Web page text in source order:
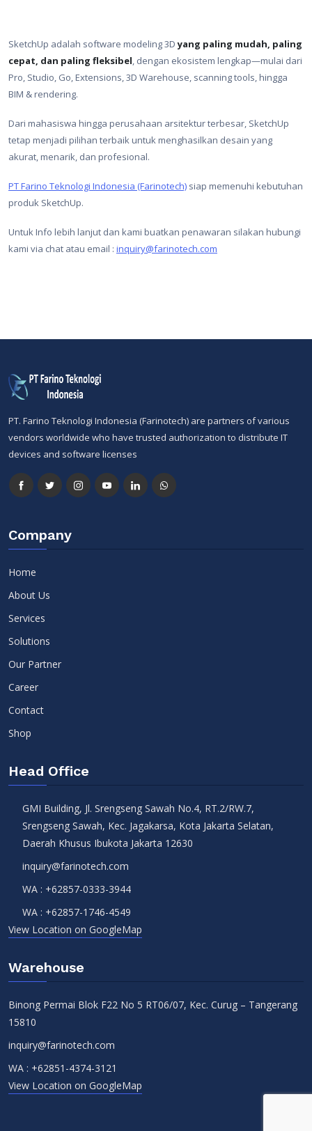
SketchUp adalah software modeling 3Dyang paling mudah, paling
cepat, dan paling fleksibel, dengan ekosistem lengkap—mulai dari
Pro, Studio, Go, Extensions, 3D Warehouse, scanning tools, hingga
BIM & rendering.
Dari mahasiswa hingga perusahaan arsitektur terbesar, SketchUp
tetap menjadi pilihan terbaik untuk menghasilkan desain yang
akurat, menarik, dan profesional.
PT Farino Teknologi Indonesia (Farinotech) siap memenuhi kebutuhan
produk SketchUp.
Untuk Info lebih lanjut dan kami buatkan penawaran silakan hubungi
kami via chat atau email : inquiry@farinotech.com
PT. Farino Teknologi Indonesia (Farinotech) are partners of various
vendors worldwide who have trusted authorization to distribute IT
devices and software licenses
Company
Home
About Us
Services
Solutions
Our Partner
Career
Contact
Shop
Head Office
GMI Building, Jl. Srengseng Sawah No.4, RT.2/RW.7,
Srengseng Sawah, Kec. Jagakarsa, Kota Jakarta Selatan,
Daerah Khusus Ibukota Jakarta 12630
inquiry@farinotech.com
WA : +62857-0333-3944
WA : +62857-1746-4549
View Location on GoogleMap
Warehouse
Binong Permai Blok F22 No 5 RT06/07, Kec. Curug – Tangerang
15810
inquiry@farinotech.com
WA : +62851-4374-3121
View Location on GoogleMap